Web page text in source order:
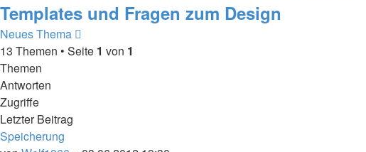
Templates und Fragen zum Design
Neues Thema
13 Themen • Seite 1 von 1
Themen
Antworten
Zugriffe
Letzter Beitrag
Speicherung